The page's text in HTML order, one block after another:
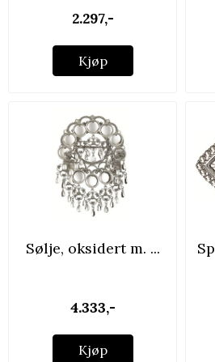
2.297,-
Kjøp
Sølje, oksidert m. ...
4.333,-
Kjøp